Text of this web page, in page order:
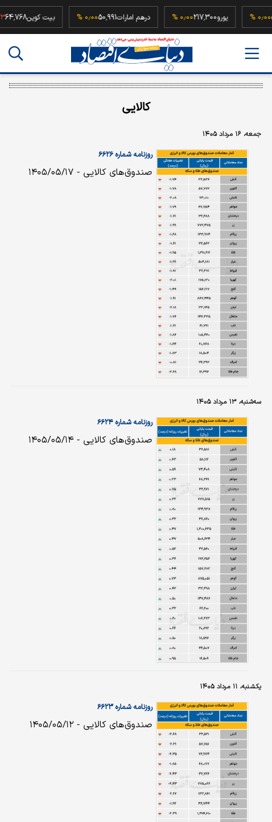
یورو217,300 درهم امارات50,991 بیت کوین
کالایی
جمعه، ۱۶ مرداد ۱۴۰۵
روزنامه شماره ۶۶۲۶
صندوق‌های کالایی - ۱۴۰۵/۰۵/۱۷
سه‌شنبه، ۱۳ مرداد ۱۴۰۵
روزنامه شماره ۶۶۲۴
صندوق‌های کالایی - ۱۴۰۵/۰۵/۱۴
یکشنبه، ۱۱ مرداد ۱۴۰۵
روزنامه شماره ۶۶۲۳
صندوق‌های کالایی - ۱۴۰۵/۰۵/۱۲